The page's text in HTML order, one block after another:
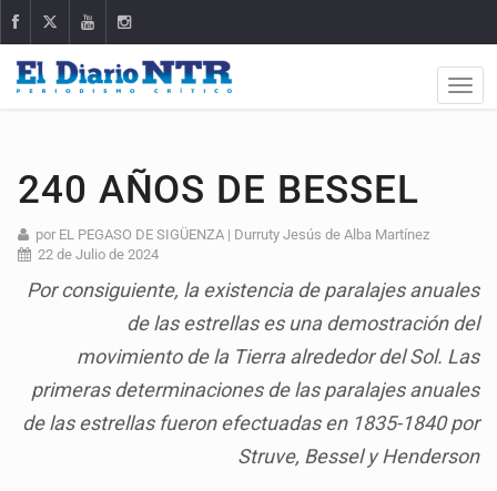
240 AÑOS DE BESSEL
por EL PEGASO DE SIGÜENZA | Durruty Jesús de Alba Martínez
22 de Julio de 2024
Por consiguiente, la existencia de paralajes anuales
de las estrellas es una demostración del
movimiento de la Tierra alrededor del Sol. Las
primeras determinaciones de las paralajes anuales
de las estrellas fueron efectuadas en 1835-1840 por
Struve, Bessel y Henderson